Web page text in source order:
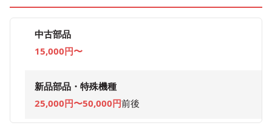
中古部品
15,000円〜
新品部品・特殊機種
25,000円〜50,000円前後